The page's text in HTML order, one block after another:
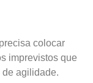
colocar
imprevistos que
agilidade.